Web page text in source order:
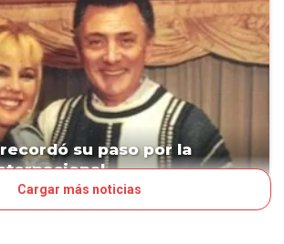
su paso por la
Cargar más noticias